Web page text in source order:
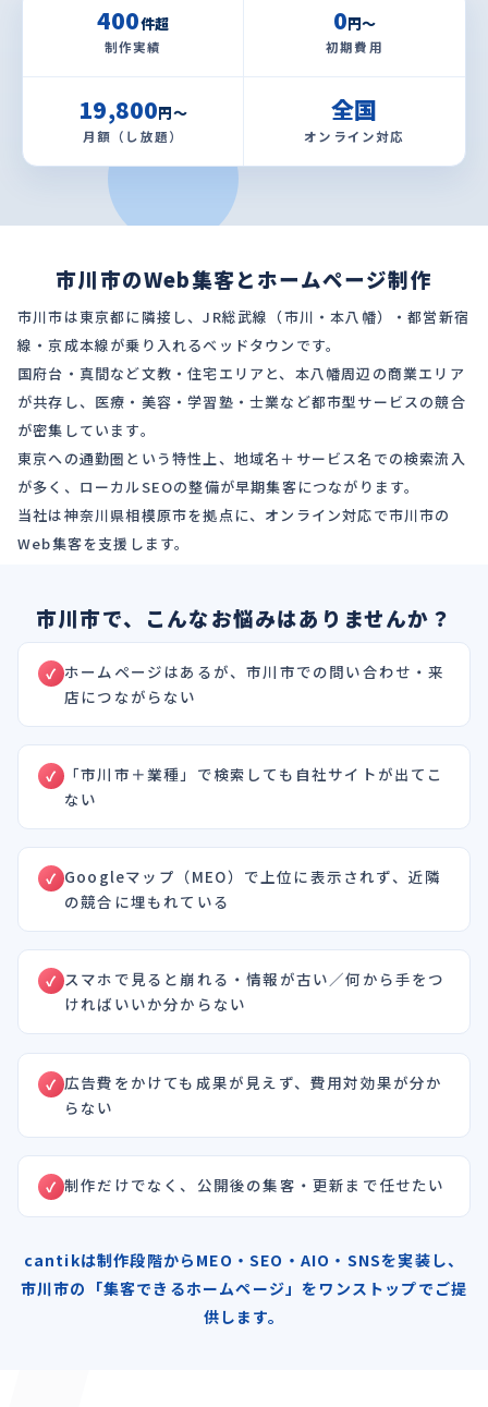
400件超
制作実績
0円〜
初期費用
19,800円〜
月額（し放題）
全国
オンライン対応
市川市のWeb集客とホームページ制作
市川市は東京都に隣接し、JR総武線（市川・本八幡）・都営新宿
線・京成本線が乗り入れるベッドタウンです。
国府台・真間など文教・住宅エリアと、本八幡周辺の商業エリア
が共存し、医療・美容・学習塾・士業など都市型サービスの競合
が密集しています。
東京への通勤圏という特性上、地域名＋サービス名での検索流入
が多く、ローカルSEOの整備が早期集客につながります。
当社は神奈川県相模原市を拠点に、オンライン対応で市川市の
Web集客を支援します。
市川市で、こんなお悩みはありませんか？
ホームページはあるが、市川市での問い合わせ・来
店につながらない
「市川市＋業種」で検索しても自社サイトが出てこ
ない
Googleマップ（MEO）で上位に表示されず、近隣
の競合に埋もれている
スマホで見ると崩れる・情報が古い／何から手をつ
ければいいか分からない
広告費をかけても成果が見えず、費用対効果が分か
らない
制作だけでなく、公開後の集客・更新まで任せたい
cantikは制作段階からMEO・SEO・AIO・SNSを実装し、
市川市の「集客できるホームページ」をワンストップでご提
供します。